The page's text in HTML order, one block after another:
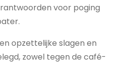
voor poging
opzettelijke slagen en
zowel tegen de café-